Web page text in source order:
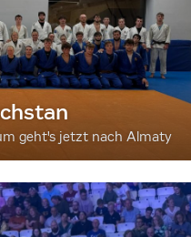
geht's jetzt nach Almaty